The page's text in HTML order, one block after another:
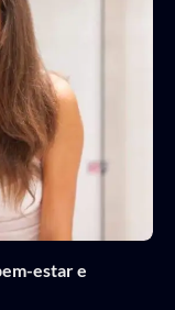
estar e